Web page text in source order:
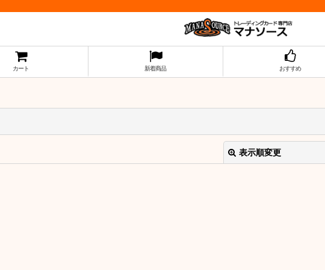
カート 新着商品 おすすめ
表示順変更